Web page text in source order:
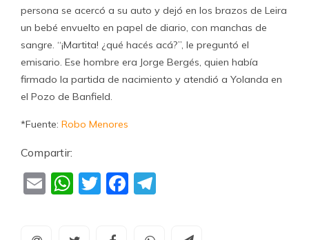
persona se acercó a su auto y dejó en los brazos de Leira
un bebé envuelto en papel de diario, con manchas de
sangre. “¡Martita! ¿qué hacés acá?”, le preguntó el
emisario. Ese hombre era Jorge Bergés, quien había
firmado la partida de nacimiento y atendió a Yolanda en
el Pozo de Banfield.
*Fuente: Robo Menores
Compartir:
EmailWhatsApp
TwitterFacebook